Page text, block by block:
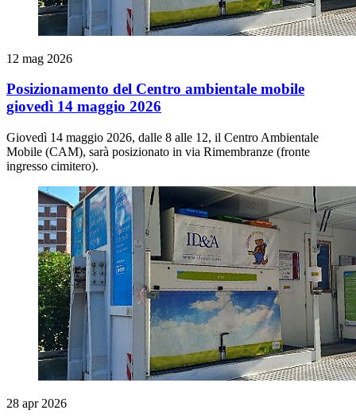
12 mag 2026
Posizionamento del Centro ambientale mobile
giovedì 14 maggio 2026
Giovedì 14 maggio 2026, dalle 8 alle 12, il Centro Ambientale
Mobile (CAM), sarà posizionato in via Rimembranze (fronte
ingresso cimitero).
28 apr 2026